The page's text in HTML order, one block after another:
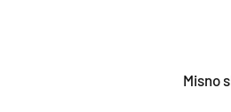
Misno